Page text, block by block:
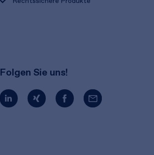
Folgen Sie uns!